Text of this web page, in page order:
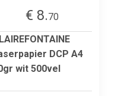
€ 8.70
DCP A4
wit 500vel